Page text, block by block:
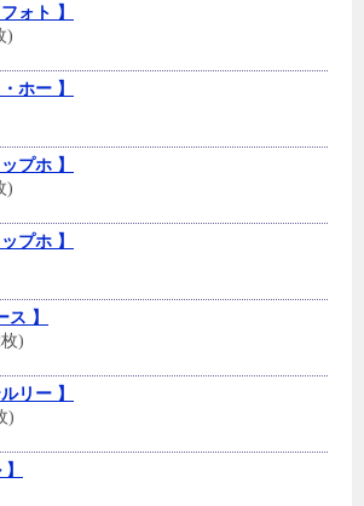
ォト 】
)
ホー 】
プホ 】
)
プホ 】
ス 】
)
リー 】
)